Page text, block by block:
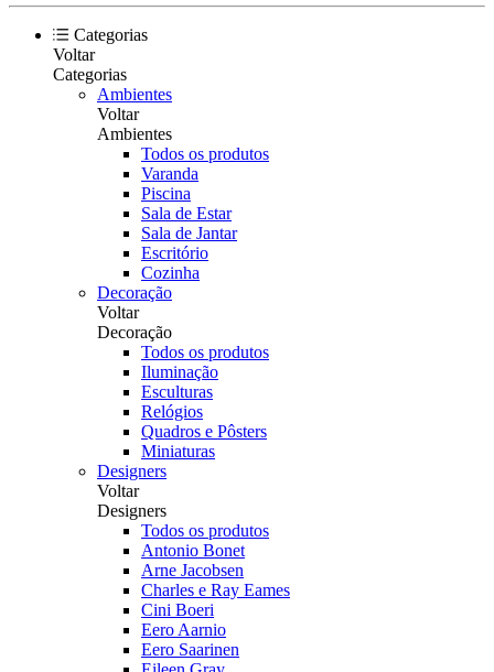
Categorias
Voltar
Categorias
Ambientes
Voltar
Ambientes
Todos os produtos
Varanda
Piscina
Sala de Estar
Sala de Jantar
Escritório
Cozinha
Decoração
Voltar
Decoração
Todos os produtos
Iluminação
Esculturas
Relógios
Quadros e Pôsters
Miniaturas
Designers
Voltar
Designers
Todos os produtos
Antonio Bonet
Arne Jacobsen
Charles e Ray Eames
Cini Boeri
Eero Aarnio
Eero Saarinen